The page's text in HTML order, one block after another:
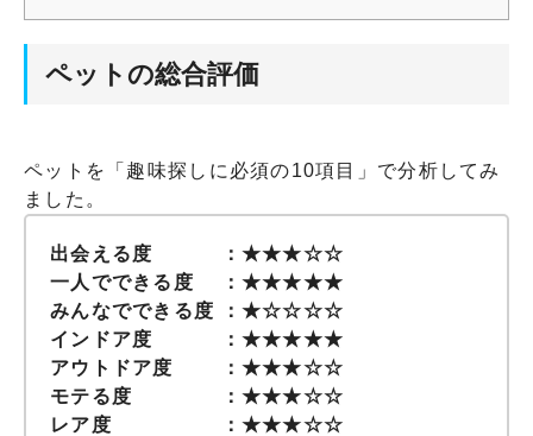
ペットの総合評価
ペットを「趣味探しに必須の10項目」で分析してみ
ました。
出会える度 ：★★★☆☆
一人でできる度 ：★★★★★
みんなでできる度 ：★☆☆☆☆
インドア度 ：★★★★★
アウトドア度 ：★★★☆☆
モテる度 ：★★★☆☆
レア度 ：★★★☆☆